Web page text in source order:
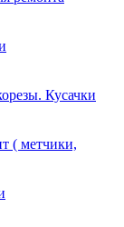
Кусачки
( метчики,